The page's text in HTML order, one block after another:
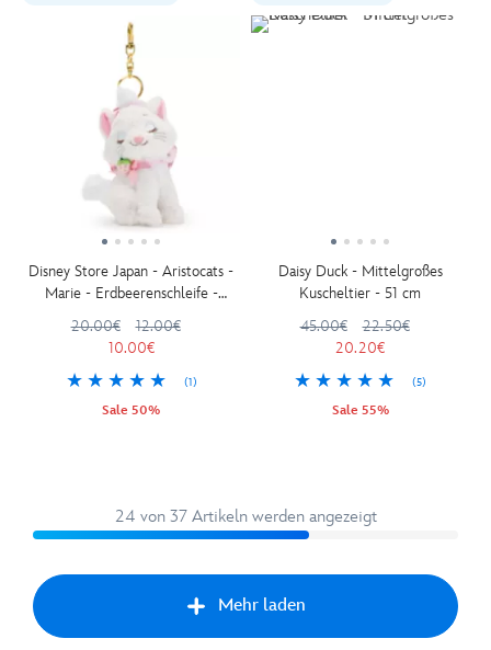
Disney Store Japan - Aristocats -
Marie - Erdbeerenschleife -
Kuscheltier - 11 cm
20.00€
12.00€
10.00€
(1)
Sale 50%
Daisy Duck - Mittelgroßes
Kuscheltier - 51 cm
45.00€
22.50€
20.20€
(5)
Sale 55%
24 von 37 Artikeln werden angezeigt
Mehr laden